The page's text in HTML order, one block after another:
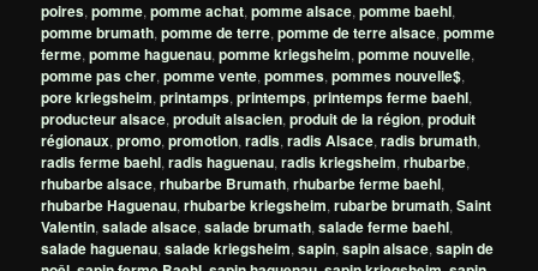
poires,pomme,pomme achat,pomme alsace,pomme baehl,
pomme brumath,pomme de terre,pomme de terre alsace,pomme
ferme,pomme haguenau,pomme kriegsheim,pomme nouvelle,
pomme pas cher,pomme vente,pommes,pommes nouvelle$,
pore kriegsheim,printamps,printemps,printemps ferme baehl,
producteur alsace,produit alsacien,produit de la région,produit
régionaux,promo,promotion,radis,radis Alsace,radis brumath,
radis ferme baehl,radis haguenau,radis kriegsheim,rhubarbe,
rhubarbe alsace,rhubarbe Brumath,rhubarbe ferme baehl,
rhubarbe Haguenau,rhubarbe kriegsheim,rubarbe brumath,Saint
Valentin,salade alsace,salade brumath,salade ferme baehl,
salade haguenau,salade kriegsheim,sapin,sapin alsace,sapin de